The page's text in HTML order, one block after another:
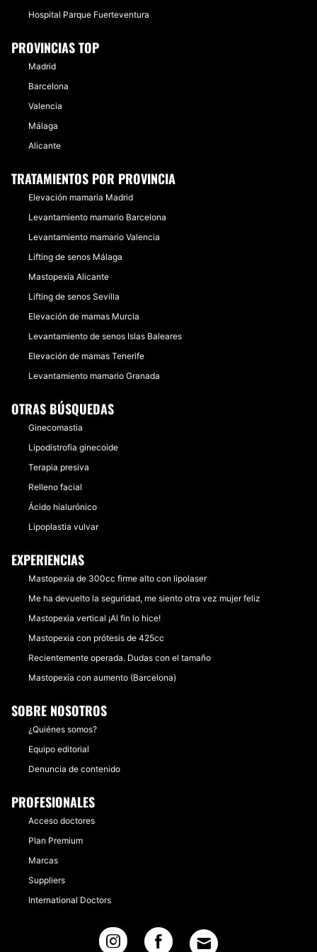
Hospital Parque Fuerteventura
PROVINCIAS TOP
Madrid
Barcelona
Valencia
Málaga
Alicante
TRATAMIENTOS POR PROVINCIA
Elevación mamaria Madrid
Levantamiento mamario Barcelona
Levantamiento mamario Valencia
Lifting de senos Málaga
Mastopexia Alicante
Lifting de senos Sevilla
Elevación de mamas Murcia
Levantamiento de senos Islas Baleares
Elevación de mamas Tenerife
Levantamiento mamario Granada
OTRAS BÚSQUEDAS
Ginecomastia
Lipodistrofia ginecoide
Terapia presiva
Relleno facial
Ácido hialurónico
Lipoplastia vulvar
EXPERIENCIAS
Mastopexia de 300cc firme alto con lipolaser
Me ha devuelto la seguridad, me siento otra vez mujer feliz
Mastopexia vertical ¡Al fin lo hice!
Mastopexia con prótesis de 425cc
Recientemente operada. Dudas con el tamaño
Mastopexia con aumento (Barcelona)
SOBRE NOSOTROS
¿Quiénes somos?
Equipo editorial
Denuncia de contenido
PROFESIONALES
Acceso doctores
Plan Premium
Marcas
Suppliers
International Doctors